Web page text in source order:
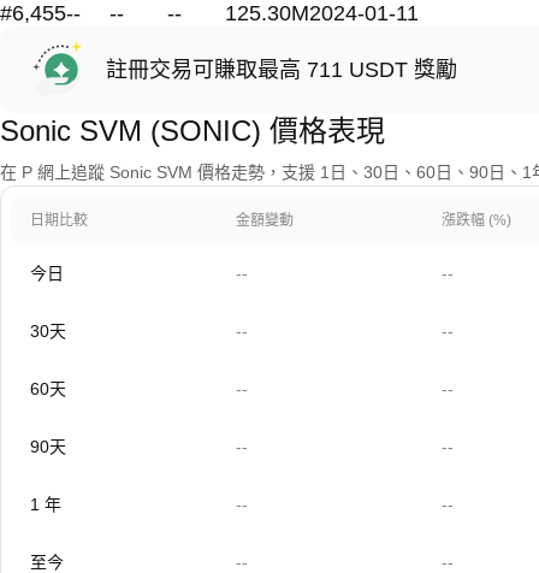
#6,455-- -- -- 125.30M2024-01-11
註冊交易可賺取最高 711 USDT 獎勵
Sonic SVM (SONIC) 價格表現
在 P 網上追蹤 Sonic SVM 價格走勢，支援 1日、30日、60日、90日、1
日期比較 金額變動 漲跌幅 (%)
今日 -- --
30天 -- --
60天 -- --
90天 -- --
1 年 -- --
至今 -- --